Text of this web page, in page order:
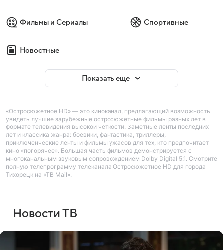
Фильмы и Сериалы Спортивные
Новостные
Показать еще
«Остросюжетное HD» — это киноканал, предлагающий возможность
увидеть лучшие зарубежные остросюжетные фильмы разных лет в
формате телевидения высокой четкости. Заметные ленты последних
лет и классика жанра: боевики, фантастика, триллеры,
приключенческие ленты и фильмы ужасов для тех, кто предпочитает
кино «погорячее». Большая часть фильмов демонстрируется с
многоканальным звуковым сопровождением Dolby Digital 5.1. Смотрите
полную телепрограмму телеканала Остросюжетное HD для города
Тихорецк на «ТВ Mail».
Новости ТВ